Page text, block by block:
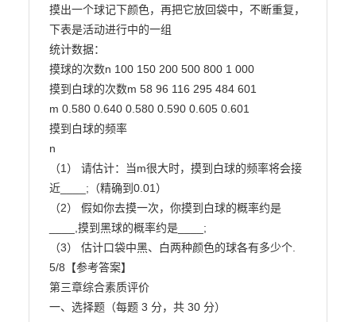
摸出一个球记下颜色，再把它放回袋中，不断重复，
下表是活动进行中的一组
统计数据：
摸球的次数n 100 150 200 500 800 1 000
摸到白球的次数m 58 96 116 295 484 601
m 0.580 0.640 0.580 0.590 0.605 0.601
摸到白球的频率
n
（1） 请估计：当m很大时，摸到白球的频率将会接
近____;（精确到0.01）
（2） 假如你去摸一次，你摸到白球的概率约是
____,摸到黑球的概率约是____;
（3） 估计口袋中黑、白两种颜色的球各有多少个.
5/8【参考答案】
第三章综合素质评价
一、选择题（每题 3 分，共 30 分）